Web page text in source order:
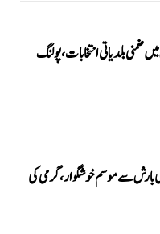
3 اضلاع میں ضمنی بلدیاتی انتخابات، پولنگ
سے موسم خوشگوار، گرمی کی